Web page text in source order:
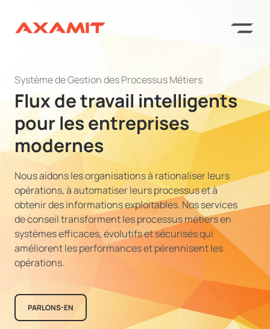
Système de Gestion des Processus Métiers
Flux de travail intelligents
pour les entreprises
modernes
Nous aidons les organisations à rationaliser leurs
opérations, à automatiser leurs processus et à
obtenir des informations exploitables. Nos services
de conseil transforment les processus métiers en
systèmes efficaces, évolutifs et sécurisés qui
améliorent les performances et pérennisent les
opérations.
PARLONS-EN